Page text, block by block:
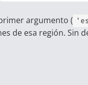
argumento (
de esa región. Sin